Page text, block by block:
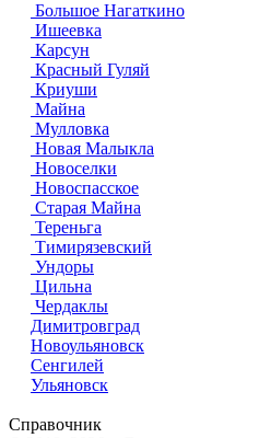
Большое Нагаткино
Ишеевка
Карсун
Красный Гуляй
Криуши
Майна
Мулловка
Новая Малыкла
Новоселки
Новоспасское
Старая Майна
Тереньга
Тимирязевский
Ундоры
Цильна
Чердаклы
Димитровград
Новоульяновск
Сенгилей
Ульяновск
Справочник